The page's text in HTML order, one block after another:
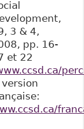
3 & 4,
pp. 16-
et 22